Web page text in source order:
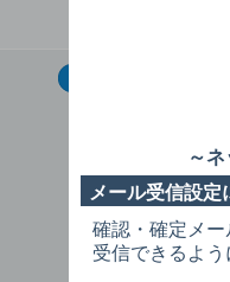
歯の治療（通
歯が痛い(通院
親知らずが痛
～
メール受信設定
確認・確定メ
受信できるよう